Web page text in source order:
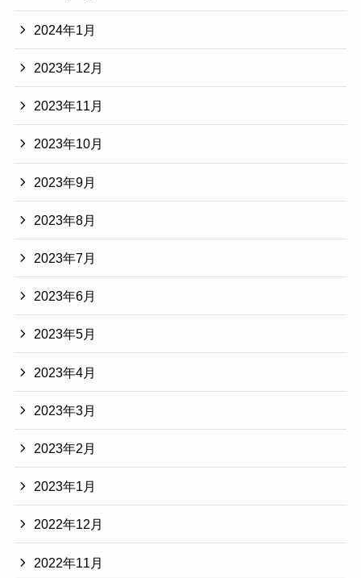
2024年1月
2023年12月
2023年11月
2023年10月
2023年9月
2023年8月
2023年7月
2023年6月
2023年5月
2023年4月
2023年3月
2023年2月
2023年1月
2022年12月
2022年11月